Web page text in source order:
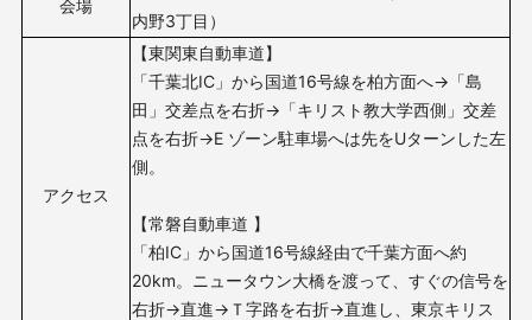
会場
内野3丁目）
アクセス
【東関東自動車道】
「千葉北IC」から国道16号線を柏方面へ→「島
田」交差点を右折→「キリスト教大学西側」交差
点を右折→E ゾーン駐車場へは先をUターンした左
側。
【常磐自動車道 】
「柏IC」から国道16号線経由で千葉方面へ約
20km。ニュータウン大橋を渡って、すぐの信号を
右折→直進→Ｔ字路を右折→直進し、東京キリス